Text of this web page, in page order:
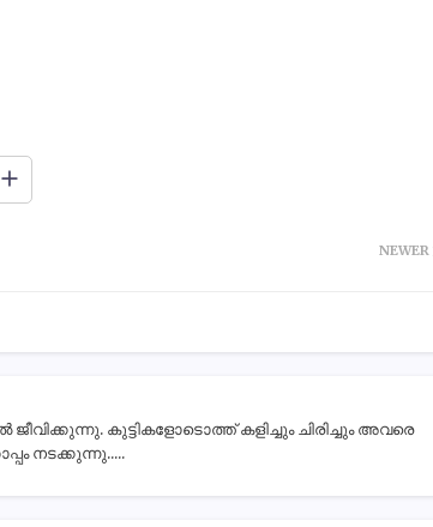
NEWER
കുട്ടികളോടൊത്ത് കളിച്ചും ചിരിച്ചും അവരെ
നടക്കുന്നു.....